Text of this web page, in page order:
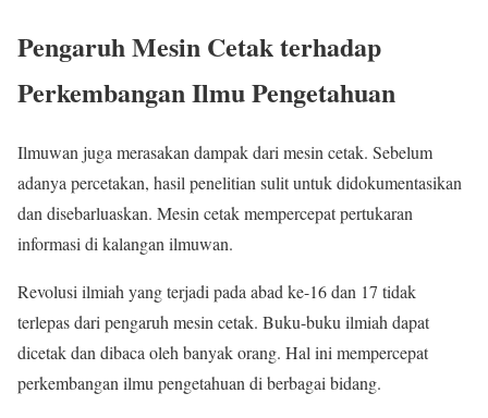
Pengaruh Mesin Cetak terhadap
Perkembangan Ilmu Pengetahuan
Ilmuwan juga merasakan dampak dari mesin cetak. Sebelum
adanya percetakan, hasil penelitian sulit untuk didokumentasikan
dan disebarluaskan. Mesin cetak mempercepat pertukaran
informasi di kalangan ilmuwan.
Revolusi ilmiah yang terjadi pada abad ke-16 dan 17 tidak
terlepas dari pengaruh mesin cetak. Buku-buku ilmiah dapat
dicetak dan dibaca oleh banyak orang. Hal ini mempercepat
perkembangan ilmu pengetahuan di berbagai bidang.